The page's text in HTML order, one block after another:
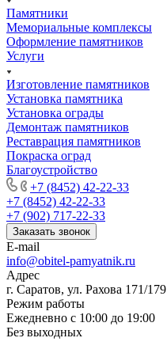
Памятники
Мемориальные комплексы
Оформление памятников
Услуги
Изготовление памятников
Установка памятника
Установка ограды
Демонтаж памятников
Реставрация памятников
Покраска оград
Благоустройство
+7 (8452) 42-22-33
+7 (8452) 42-22-33
+7 (902) 717-22-33
Заказать звонок
E-mail
info@obitel-pamyatnik.ru
Адрес
г. Саратов, ул. Рахова 171/179
Режим работы
Ежедневно с 10:00 до 19:00
Без выходных